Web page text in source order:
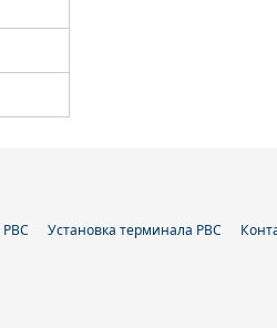
РВС Установка терминала РВС